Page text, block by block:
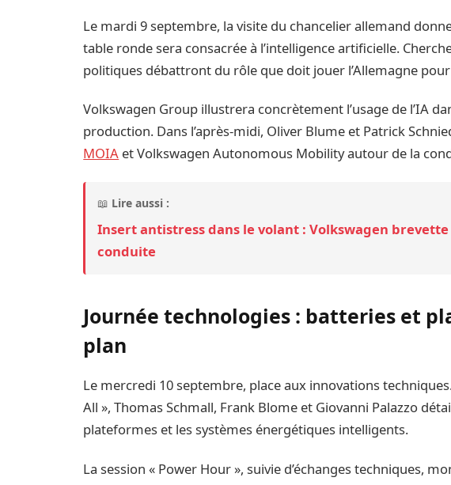
Le mardi 9 septembre, la visite du chancelier allemand
table ronde sera consacrée à l’intelligence artificielle.
politiques débattront du rôle que doit jouer l’Allemagne
Volkswagen Group illustrera concrètement l’usage de l’IA
production. Dans l’après-midi, Oliver Blume et Patrick
MOIA et Volkswagen Autonomous Mobility autour de la
📖 Lire aussi :
Insert antistress dans le volant : Volkswagen
conduite
Journée technologies : batteries et
plan
Le mercredi 10 septembre, place aux innovations
All », Thomas Schmall, Frank Blome et Giovanni Palazzo
plateformes et les systèmes énergétiques intelligents.
La session « Power Hour », suivie d’échanges techniques,